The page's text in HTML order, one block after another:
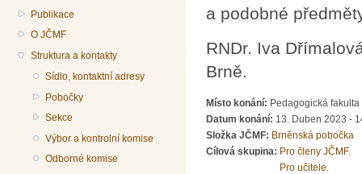
Publikace
O JČMF
Struktura a kontakty
Sídlo, kontaktní adresy
Pobočky
Sekce
Výbor a kontrolní komise
Odborné komise
a podobné
RNDr. Iva
Brně.
Místo konání: Pedagogická
Datum konání: 13. Duben 2023 -
Složka JČMF: Brněnská pobočka
Cílová skupina: Pro členy JČMF.
Pro učitele.